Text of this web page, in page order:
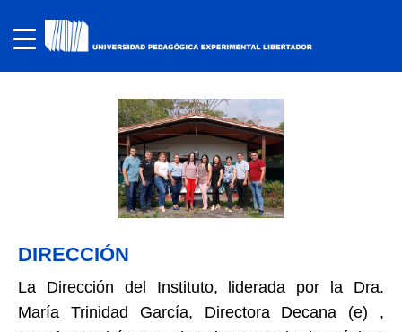
DIRECCIÓN
La Dirección del Instituto, liderada por la Dra.
María Trinidad García, Directora Decana (e) ,